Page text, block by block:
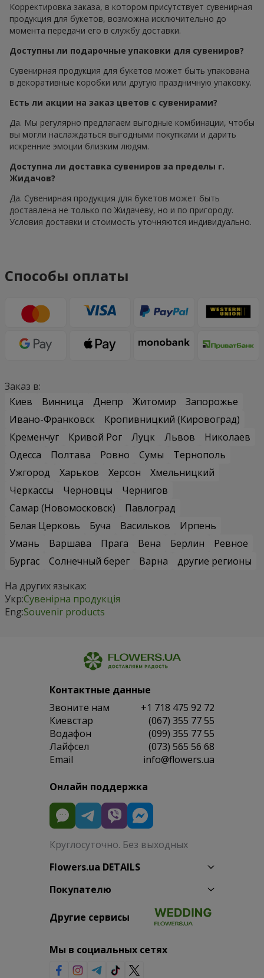
Корректировка заказа, в котором присутствует сувенирная
продукция для букетов, возможна исключительно до
момента передачи его в службу доставки.
Доступны ли подарочные упаковки для сувениров?
Сувенирная продукция для букетов может быть упакована
в декоративные коробки или другую праздничную упаковку.
Есть ли акции на заказ цветов с сувенирами?
Да. Мы регулярно предлагаем выгодные комбинации, чтобы
вы могли наслаждаться выгодными покупками и дарить
искренние эмоции близким людям.
Доступна ли доставка сувениров за пределы г.
Жидачов?
Да. Сувенирная продукция для букетов может быть
доставлена не только по Жидачеву, но и по пригороду.
Условия доставки и стоимость уточняются индивидуально.
Способы оплаты
Заказ в:
Киев
Винница Днепр Житомир
Запорожье
Ивано-Франковск
Кропивницкий (Кировоград)
Кременчуг
Кривой Рог Луцк Львов
Николаев
Одесса
Полтава Ровно Сумы
Тернополь
Ужгород
Харьков Херсон
Хмельницкий
Черкассы
Черновцы
Чернигов
Самар (Новомосковск)
Павлоград
Белая Церковь
Буча Васильков
Ирпень
Умань
Варшава Прага Вена Берлин
Ревное
Бургас
Солнечный берег Варна
другие регионы
На других языках:
Укр:Сувенірна продукція
Eng:Souvenir products
Контактные данные
Звоните нам
+1 718 475 92 72
Киевстар
(067) 355 77 55
Водафон
(099) 355 77 55
Лайфсел
(073) 565 56 68
Email
info@flowers.ua
Онлайн поддержка
Круглосуточно. Без выходных
Flowers.ua DETAILS
Покупателю
Другие сервисы
Мы в социальных сетях